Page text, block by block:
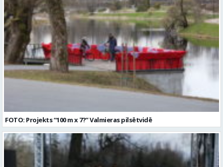
FOTO: Projekts “100 m x 7?” Valmieras pilsētvidē